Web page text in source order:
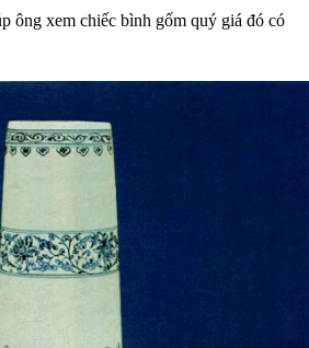
ông xem chiếc bình gốm quý giá đó có